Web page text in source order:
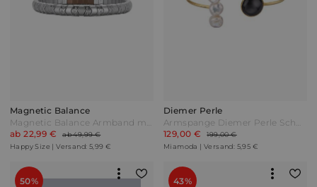
Magnetic Balance
Magnetic Balance Armband mit 2 Magneten Silberfarben
ab 22,99 €
ab 49,99 €
Happy Size | Versand: 5,99 €
Diemer Perle
Armspange Diemer Perle Schwarz
129,00 €
199,00 €
Miamoda | Versand: 5,95 €
50% 43%